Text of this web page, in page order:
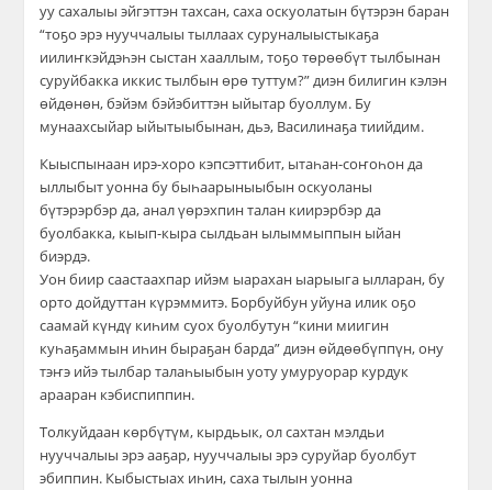
уу сахалыы эйгэттэн тахсан, саха оскуолатын бүтэрэн баран
“тоҕо эрэ нууччалыы тыллаах суруналыыстыкаҕа
иилиҥкэйдэһэн сыстан хааллым, тоҕо төрөөбүт тылбынан
суруйбакка иккис тылбын өрө туттум?” диэн билигин кэлэн
өйдөнөн, бэйэм бэйэбиттэн ыйытар буоллум. Бу
мунаахсыйар ыйытыыбынан, дьэ, Василинаҕа тиийдим.
Кыыспынаан ирэ-хоро кэпсэттибит, ытаһан-соҥоһон да
ыллыбыт уонна бу быһаарыныыбын оскуоланы
бүтэрэрбэр да, анал үөрэхпин талан киирэрбэр да
буолбакка, кыып-кыра сылдьан ылыммыппын ыйан
биэрдэ.
Уон биир саастаахпар ийэм ыарахан ыарыыга ылларан, бу
орто дойдуттан күрэммитэ. Борбуйбун уйуна илик оҕо
саамай күндү киһим суох буолбутун “кини миигин
куһаҕаммын иһин быраҕан барда” диэн өйдөөбүппүн, ону
тэҥэ ийэ тылбар талаһыыбын уоту умуруорар курдук
арааран кэбиспиппин.
Толкуйдаан көрбүтүм, кырдьык, ол сахтан мэлдьи
нууччалыы эрэ ааҕар, нууччалыы эрэ суруйар буолбут
эбиппин. Кыбыстыах иһин, саха тылын уонна